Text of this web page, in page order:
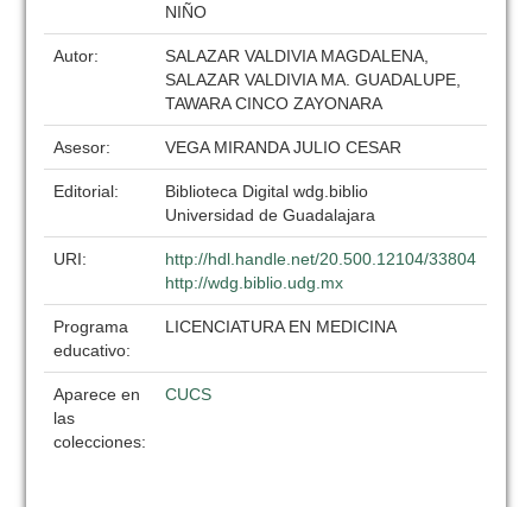
NIÑO
Autor:
SALAZAR VALDIVIA MAGDALENA,
SALAZAR VALDIVIA MA. GUADALUPE,
TAWARA CINCO ZAYONARA
Asesor: VEGA MIRANDA JULIO CESAR
Editorial:
Biblioteca Digital wdg.biblio
Universidad de Guadalajara
URI:
http://hdl.handle.net/20.500.12104/33804
http://wdg.biblio.udg.mx
Programa
educativo:
LICENCIATURA EN MEDICINA
Aparece en
las
colecciones:
CUCS